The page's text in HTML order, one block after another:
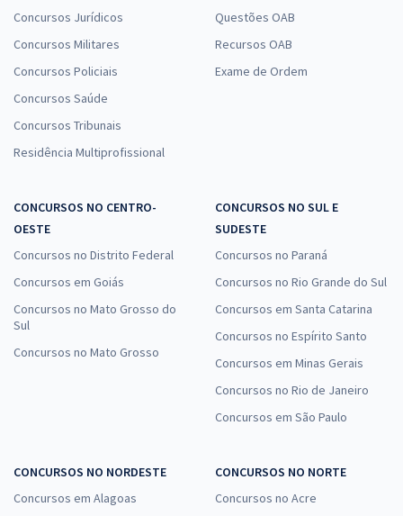
Concursos Jurídicos
Concursos Militares
Concursos Policiais
Concursos Saúde
Concursos Tribunais
Residência Multiprofissional
Questões OAB
Recursos OAB
Exame de Ordem
CONCURSOS NO CENTRO-
OESTE
Concursos no Distrito Federal
Concursos em Goiás
Concursos no Mato Grosso do
Sul
Concursos no Mato Grosso
CONCURSOS NO SUL E
SUDESTE
Concursos no Paraná
Concursos no Rio Grande do Sul
Concursos em Santa Catarina
Concursos no Espírito Santo
Concursos em Minas Gerais
Concursos no Rio de Janeiro
Concursos em São Paulo
CONCURSOS NO NORDESTE
Concursos em Alagoas
CONCURSOS NO NORTE
Concursos no Acre